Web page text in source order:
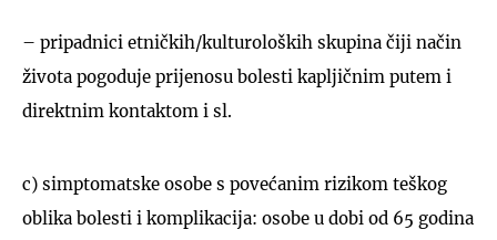
– pripadnici etničkih/kulturoloških skupina čiji način
života pogoduje prijenosu bolesti kapljičnim putem i
direktnim kontaktom i sl.
c) simptomatske osobe s povećanim rizikom teškog
oblika bolesti i komplikacija: osobe u dobi od 65 godina